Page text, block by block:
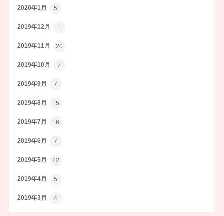
2020年1月 5
2019年12月 1
2019年11月 20
2019年10月 7
2019年9月 7
2019年8月 15
2019年7月 16
2019年6月 7
2019年5月 22
2019年4月 5
2019年3月 4